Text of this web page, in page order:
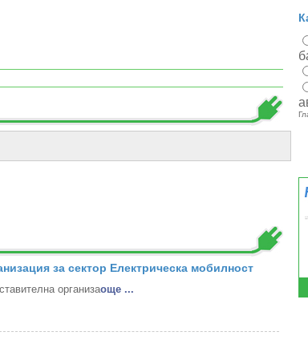
за сектор Електрическа мобилност
организаoще ...